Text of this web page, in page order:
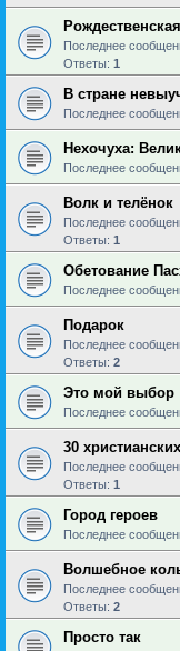
Последнее
Ответы: 1
В стране
Последнее
Нехочуха:
Последнее
Волк и телёнок
Последнее
Ответы: 1
Обетование
Последнее
Подарок
Последнее
Ответы: 2
Это мой выбор
Последнее
30
Последнее
Ответы: 1
Город героев
Последнее
Волшебное
Последнее
Ответы: 2
Просто так